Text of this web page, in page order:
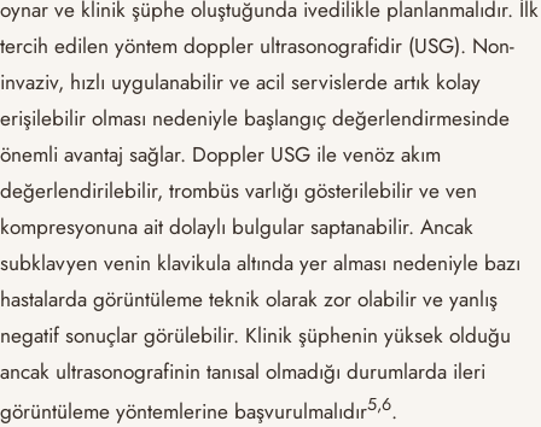
oynar ve klinik şüphe oluştuğunda ivedilikle planlanmalıdır. İlk
tercih edilen yöntem doppler ultrasonografidir (USG). Non-
invaziv, hızlı uygulanabilir ve acil servislerde artık kolay
erişilebilir olması nedeniyle başlangıç değerlendirmesinde
önemli avantaj sağlar. Doppler USG ile venöz akım
değerlendirilebilir, trombüs varlığı gösterilebilir ve ven
kompresyonuna ait dolaylı bulgular saptanabilir. Ancak
subklavyen venin klavikula altında yer alması nedeniyle bazı
hastalarda görüntüleme teknik olarak zor olabilir ve yanlış
negatif sonuçlar görülebilir. Klinik şüphenin yüksek olduğu
ancak ultrasonografinin tanısal olmadığı durumlarda ileri
görüntüleme yöntemlerine başvurulmalıdır​5,6​.